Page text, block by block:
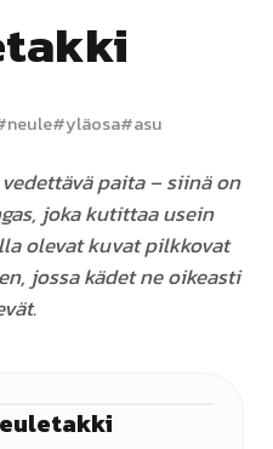
neule#yläosa#asu
paita – siinä on
joka kutittaa usein
olevat kuvat pilkkovat
jossa kädet ne oikeasti